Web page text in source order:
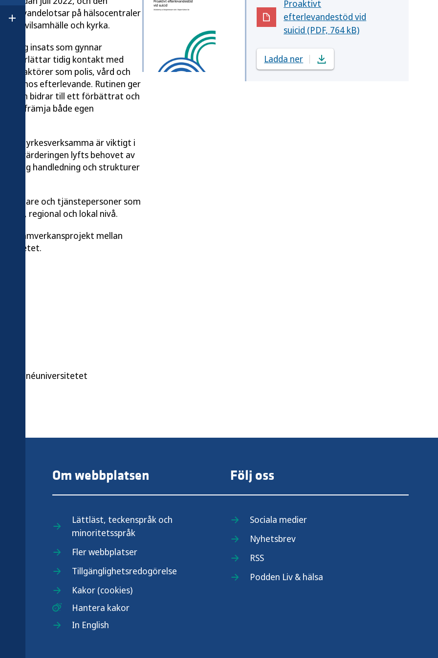
Öppna undermeny för Om Folkhälsomyndigheten
på hälsocentraler
civilsamhälle och kyrka.
viktig insats som gynnar
underlättar tidig kontakt med
olika aktörer som polis, vård och
hos efterlevande. Rutinen ger
som bidrar till ett förbättrat och
kan främja både egen
hos yrkesverksamma är viktigt i
I utvärderingen lyfts behovet av
handledning och strukturer
och tjänstepersoner som
regional och lokal nivå.
ett samverkansprojekt mellan
Linnéuniversitetet
Proaktivt
efterlevandestöd vid
suicid (PDF, 764 kB)
(Öppnas i nytt fönster)
Ladda ner
Om webbplatsen
Lättläst, teckenspråk och
minoritetsspråk
Fler webbplatser
Tillgänglighetsredogörelse
Kakor (cookies)
Hantera kakor
In English
Följ oss
Sociala medier
Nyhetsbrev
RSS
Podden Liv & hälsa